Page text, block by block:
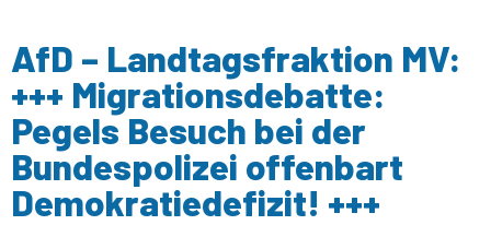
AfD – Landtagsfraktion MV:
+++ Migrationsdebatte:
Pegels Besuch bei der
Bundespolizei offenbart
Demokratiedefizit! +++